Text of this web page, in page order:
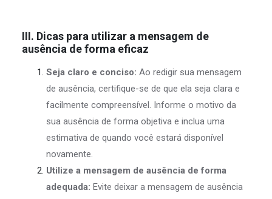
III. Dicas para utilizar a mensagem de
ausência de forma eficaz
Seja claro e conciso: Ao redigir sua mensagem
de ausência, certifique-se de que ela seja clara e
facilmente compreensível. Informe o motivo da
sua ausência de forma objetiva e inclua uma
estimativa de quando você estará disponível
novamente.
Utilize a mensagem de ausência de forma
adequada: Evite deixar a mensagem de ausência